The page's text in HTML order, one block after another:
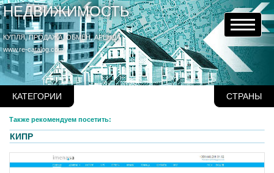
НЕДВИЖИМОСТЬ
КУПЛЯ, ПРОДАЖА, ОБМЕН, АРЕНДА
www.re-catalog.com
КАТЕГОРИИ СТРАНЫ
Также рекомендуем посетить:
КИПР